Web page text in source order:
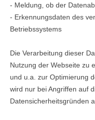
- Meldung, ob der
- Erkennungsdaten des
Betriebssystems
Die Verarbeitung dieser
Nutzung der Webseite zu
und u.a. zur Optimierung
wird nur bei Angriffen auf
Datensicherheitsgründen